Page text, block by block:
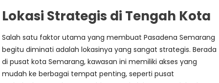
Lokasi Strategis di Tengah Kota
Salah satu faktor utama yang membuat Pasadena Semarang
begitu diminati adalah lokasinya yang sangat strategis. Berada
di pusat kota Semarang, kawasan ini memiliki akses yang
mudah ke berbagai tempat penting, seperti pusat